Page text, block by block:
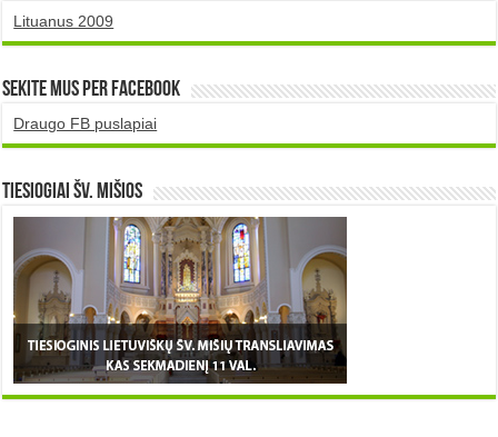
Lituanus 2009
Sekite mus per Facebook
Draugo FB puslapiai
TIESIOGIAI šv. MIŠIOS